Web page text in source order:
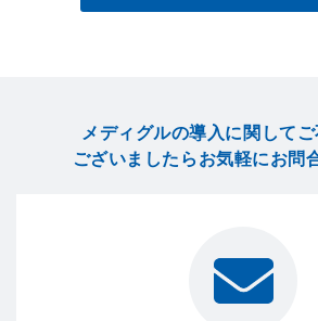
メディグルの導入に関して
ございましたら お気軽にお問